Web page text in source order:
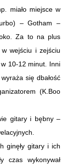
miało miejsce w
– Gotham –
Za to na plus
wejściu i zejściu
w 10-12 minut. Inni
się dbałość
(K.Boo
gitary i bębny –
ginęły gitary i ich
czas wykonywał